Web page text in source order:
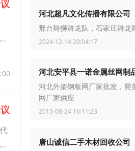
河北超凡文化传播有限公司
邢台舞狮舞龙队，石家庄舞龙
2024-12-14 20:04:17
河北安平县一诺金属丝网制
河北外架钢板网厂家批发，爬
网厂家供应
2015-08-24 16:11:23
唐山诚信二手木材回收公司